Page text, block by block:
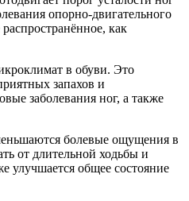
опорно-двигательного
как
в обуви. Это
запахов и
заболевания ног, а также
болевые ощущения в
от длительной ходьбы и
улучшается общее состояние